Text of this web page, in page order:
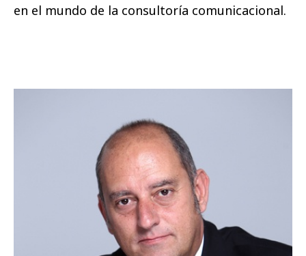
en el mundo de la consultoría comunicacional.